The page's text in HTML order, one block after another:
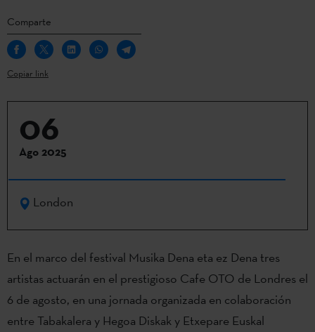
Comparte
Copiar link
06
Ago 2025
London
En el marco del festival Musika Dena eta ez Dena tres
artistas actuarán en el prestigioso Cafe OTO de Londres el
6 de agosto, en una jornada organizada en colaboración
entre Tabakalera y Hegoa Diskak y Etxepare Euskal